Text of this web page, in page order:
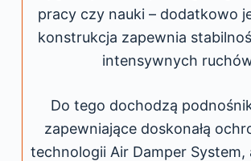
pracy czy nauki – dodatkowo
konstrukcja zapewnia
intensywnych
Do tego dochodzą
zapewniające doskonałą
technologii Air Damper System,